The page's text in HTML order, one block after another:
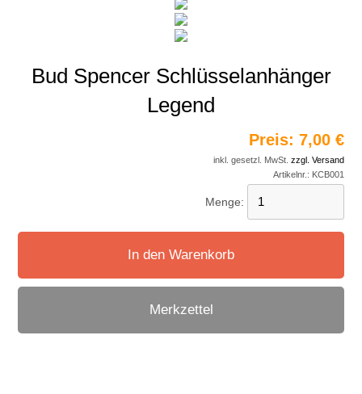
Bud Spencer Schlüsselanhänger
Legend
Preis: 7,00 €
inkl. gesetzl. MwSt. zzgl. Versand
Artikelnr.: KCB001
Menge:
In den Warenkorb
Merkzettel